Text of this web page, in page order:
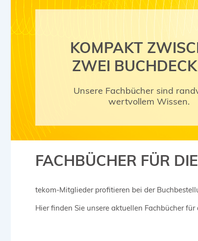
KOMPAKT
ZWEI
Unsere Fachbücher sind
wertvollem Wissen.
FACHBÜCHER FÜR
tekom-Mitglieder profitieren bei der
Hier finden Sie unsere aktuellen Fachbücher